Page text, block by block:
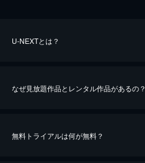
U-NEXTとは？
なぜ見放題作品とレンタル作品があるの？
無料トライアルは何が無料？